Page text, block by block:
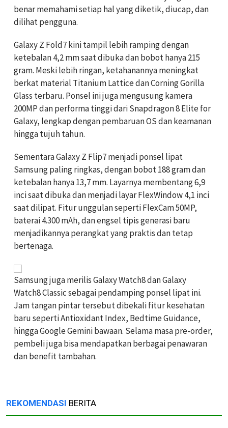
benar memahami setiap hal yang diketik, diucap, dan
dilihat pengguna.
Galaxy Z Fold7 kini tampil lebih ramping dengan
ketebalan 4,2 mm saat dibuka dan bobot hanya 215
gram. Meski lebih ringan, ketahanannya meningkat
berkat material Titanium Lattice dan Corning Gorilla
Glass terbaru. Ponsel ini juga mengusung kamera
200MP dan performa tinggi dari Snapdragon 8 Elite for
Galaxy, lengkap dengan pembaruan OS dan keamanan
hingga tujuh tahun.
Sementara Galaxy Z Flip7 menjadi ponsel lipat
Samsung paling ringkas, dengan bobot 188 gram dan
ketebalan hanya 13,7 mm. Layarnya membentang 6,9
inci saat dibuka dan menjadi layar FlexWindow 4,1 inci
saat dilipat. Fitur unggulan seperti FlexCam 50MP,
baterai 4.300 mAh, dan engsel tipis generasi baru
menjadikannya perangkat yang praktis dan tetap
bertenaga.
Samsung juga merilis Galaxy Watch8 dan Galaxy
Watch8 Classic sebagai pendamping ponsel lipat ini.
Jam tangan pintar tersebut dibekali fitur kesehatan
baru seperti Antioxidant Index, Bedtime Guidance,
hingga Google Gemini bawaan. Selama masa pre-order,
pembeli juga bisa mendapatkan berbagai penawaran
dan benefit tambahan.
REKOMENDASI BERITA